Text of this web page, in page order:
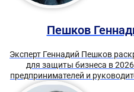
Пешков
Эксперт Геннадий Пешков
для защиты бизнеса в
предпринимателей и